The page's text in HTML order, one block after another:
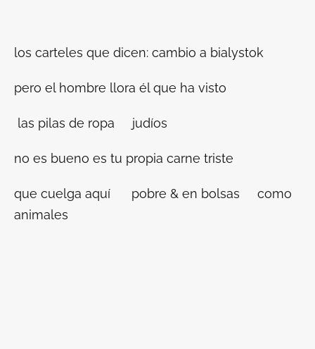
los carteles que dicen: cambio a bialystok
pero el hombre llora él que ha visto
las pilas de ropa judíos
no es bueno es tu propia carne triste
que cuelga aquí pobre & en bolsas como
animales